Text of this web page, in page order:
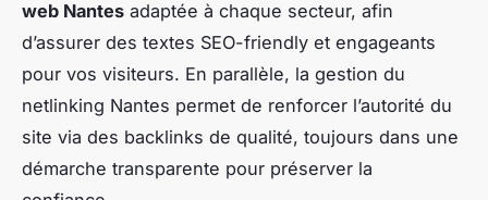
web Nantes adaptée à chaque secteur, afin
d’assurer des textes SEO-friendly et engageants
pour vos visiteurs. En parallèle, la gestion du
netlinking Nantes permet de renforcer l’autorité du
site via des backlinks de qualité, toujours dans une
démarche transparente pour préserver la